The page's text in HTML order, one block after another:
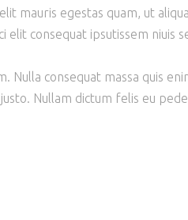
egestas quam, ut
consequat ipsutissem niuis
Nulla consequat massa quis
Nullam dictum felis eu